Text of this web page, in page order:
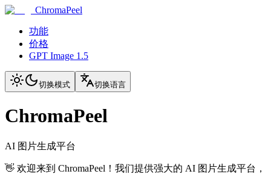
ChromaPeel
功能
价格
GPT Image 1.5
切换模式 切换语言
ChromaPeel
AI 图片生成平台
👋 欢迎来到 ChromaPeel！我们提供强大的 AI 图片生成平台，